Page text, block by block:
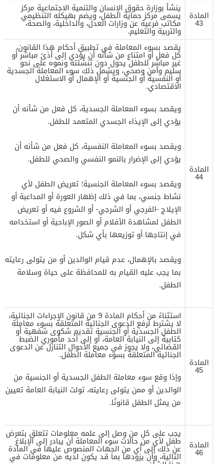
المادة
43
ينشأ بوزارة حقوق الإنسان والتنمية الاجتماعية مركز
يسمى مركز حماية الطفل، ويضم بهيكله التنظيمي
مكاتب فرعية عن وزارات العدل، والداخلية، والصحة،
والتربية والتعليم.
المادة
44
يقصد بسوء المعاملة في تطبيق أحكام هذا القانون،
كل فعل أو امتناع من شأنه أن يؤدي إلى أذىً مباشر أو
غير مباشر للطفل يحول دون تنشئته ونموه على نحو
سليم وآمن وصحي، ويشمل ذلك سوء المعاملة الجسدية
أو النفسية أو الجنسية أو الإهمال أو الاستغلال
الاقتصادي.
ويقصد بسوء المعاملة الجسدية، كل فعل من شأنه أن
يؤدي إلى الإيذاء الجسدي المتعمد للطفل.
ويقصد بسوء المعاملة النفسية، كل فعل من شأنه أن
يؤدي إلى الإضرار بالنمو النفسي والصحي للطفل.
ويقصد بسوء المعاملة الجنسية؛ تعريض الطفل لأي
نشاط جنسي، بما في ذلك إظهار العورة أو المداعبة أو
الإيلاج -الفرجي أو الشرجي- أو الشروع فيه أو تعريض
الطفل لمشاهدة الأفلام أو الصور الإباحية أو استخدامه
في إنتاجها أو توزيعها بأي شكل.
ويقصد بالإهمال، عدم قيام الوالدين أو من يتولى رعايته
بما يجب عليه القيام به للمحافظة على حياة وسلامة
الطفل.
المادة
45
استثناءً من أحكام المادة 9 من قانون الإجراءات الجنائية،
لا يشترط لرفع الدعوى الجنائية المتعلقة بسوء معاملة
الطفل الجسدية أو الجنسية تقديم شكوى شفهية أو
كتابية إلى النيابة العامة، أو إلى أحد مأموري الضبط
القضائي، ولا يجوز في جميع الأحوال التنازل عن الدعوى
الجنائية المتعلقة بسوء معاملة الطفل.
وإذا وقع سوء معاملة الطفل الجسدية أو الجنسية من
الوالدين أو ممن يتولى رعايته، تولت النيابة العامة تعيين
من يمثل الطفل قانونًا.
المادة
46
يجب على كل من وصل إلى علمه معلومات تتعلق بتعرض
طفل لأي من حالات سوء المعاملة أن يبادر إلى الإبلاغ
عن ذلك إلى أي من الجهات المنصوص عليها في المادة
التالية، وأن يزودها بما قد يكون لديه من معلومات في